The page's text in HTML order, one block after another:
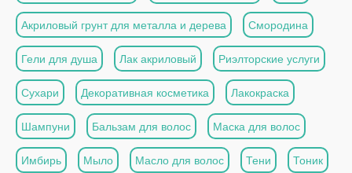
Акриловый грунт для металла и дерева Смородина
Гели для душа Лак акриловый Риэлторские услуги
Сухари Декоративная косметика Лакокраска
Шампуни Бальзам для волос Маска для волос
Имбирь Мыло Масло для волос Тени Тоник